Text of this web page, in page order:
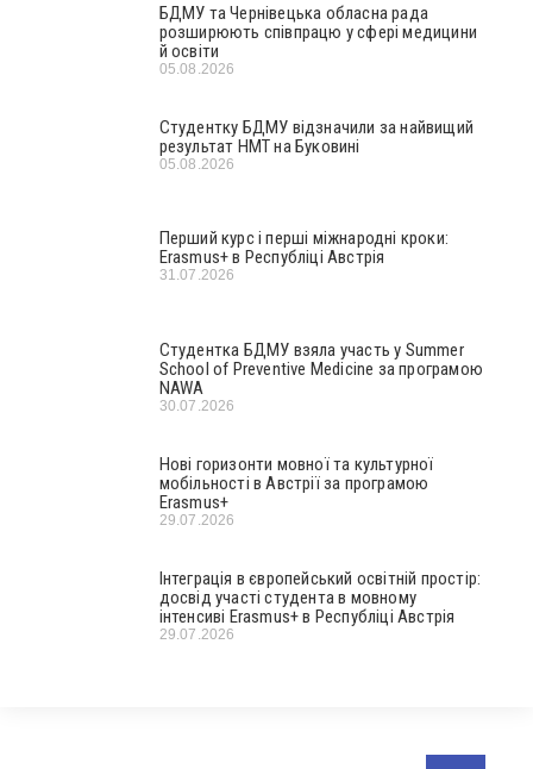
БДМУ та Чернівецька обласна рада
розширюють співпрацю у сфері медицини
й освіти
05.08.2026
Студентку БДМУ відзначили за найвищий
результат НМТ на Буковині
05.08.2026
Перший курс і перші міжнародні кроки:
Erasmus+ в Республіці Австрія
31.07.2026
Студентка БДМУ взяла участь у Summer
School of Preventive Medicine за програмою
NAWA
30.07.2026
Нові горизонти мовної та культурної
мобільності в Австрії за програмою
Erasmus+
29.07.2026
Інтеграція в європейський освітній простір:
досвід участі студента в мовному
інтенсиві Erasmus+ в Республіці Австрія
29.07.2026